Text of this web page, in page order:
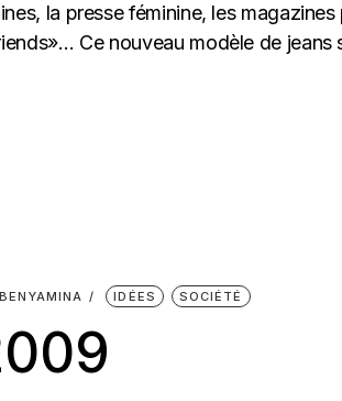
la presse féminine, les
Ce nouveau modèle de jeans
IDÉES SOCIÉTÉ